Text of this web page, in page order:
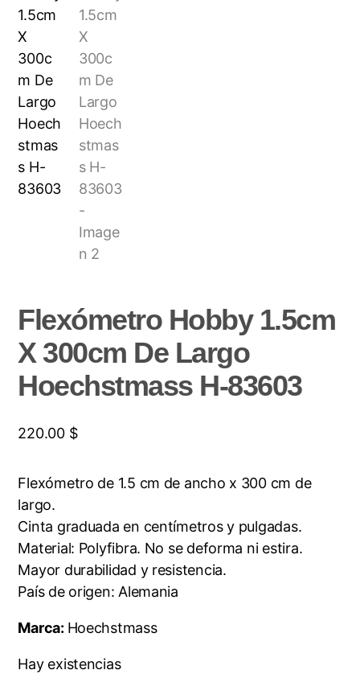
Flexómetro Hobby 1.5cm
X 300cm De Largo
Hoechstmass H-83603
220.00 $
Flexómetro de 1.5 cm de ancho x 300 cm de
largo.
Cinta graduada en centímetros y pulgadas.
Material: Polyfibra. No se deforma ni estira.
Mayor durabilidad y resistencia.
País de origen: Alemania
Marca: Hoechstmass
Hay existencias